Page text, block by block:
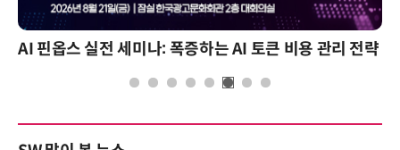
AI 핀옵스 실전 세미나: 폭증하는 AI 토큰 비용 관리 전략